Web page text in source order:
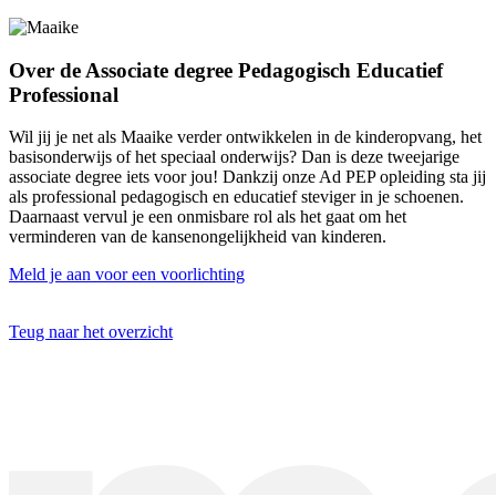
Over de Associate degree Pedagogisch Educatief
Professional
Wil jij je net als Maaike verder ontwikkelen in de kinderopvang, het
basisonderwijs of het speciaal onderwijs? Dan is deze tweejarige
associate degree iets voor jou! Dankzij onze Ad PEP opleiding sta jij
als professional pedagogisch en educatief steviger in je schoenen.
Daarnaast vervul je een onmisbare rol als het gaat om het
verminderen van de kansenongelijkheid van kinderen.
Meld je aan voor een voorlichting
Teug naar het overzicht